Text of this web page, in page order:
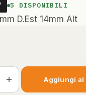
5 DISPONIBILI
D.Est 14mm Alt
Aggiungi al